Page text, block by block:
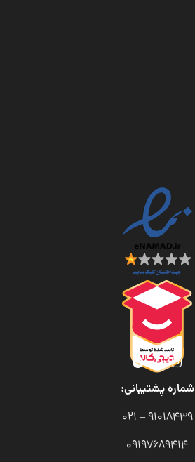
شماره پشتیبانی:
91018439 – 021
09197689414